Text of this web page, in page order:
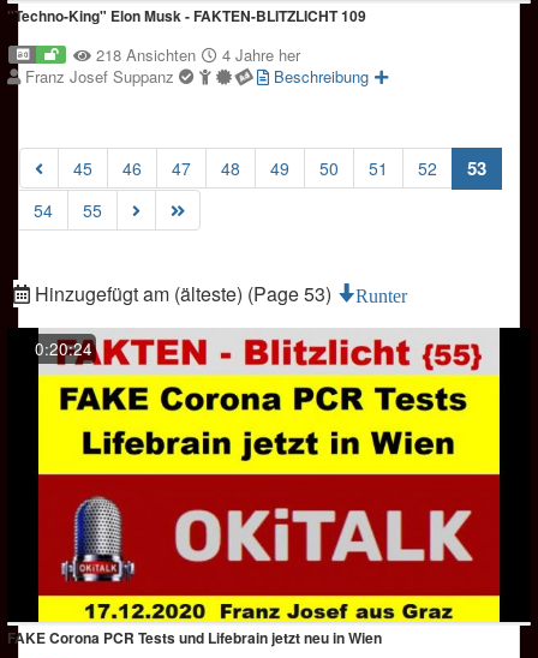
"Techno-King" Elon Musk - FAKTEN-BLITZLICHT 109
218 Ansichten
4 Jahre her
Franz Josef Suppanz
Beschreibung
45 46 47 48 49 50 51 52 53
54 55
Hinzugefügt am (älteste) (Page 53) Runter
0:20:24
FAKE Corona PCR Tests und Lifebrain jetzt neu in Wien